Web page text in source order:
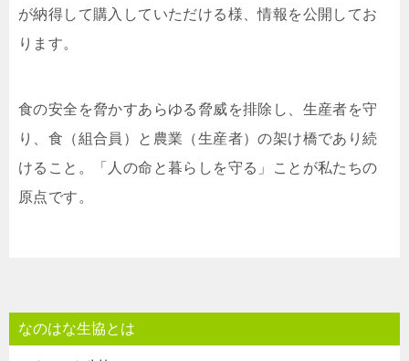
が納得して購入していただける様、情報を公開してお
ります。
食の安全を脅かすあらゆる脅威を排除し、生産者を守
り、食（組合員）と農業（生産者）の架け橋であり続
けること。「人の命と暮らしを守る」ことが私たちの
原点です。
なのはな生協とは